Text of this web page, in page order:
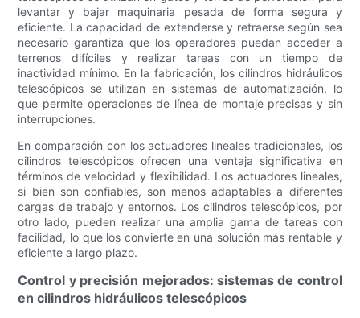
levantar y bajar maquinaria pesada de forma segura y
eficiente. La capacidad de extenderse y retraerse según sea
necesario garantiza que los operadores puedan acceder a
terrenos difíciles y realizar tareas con un tiempo de
inactividad mínimo. En la fabricación, los cilindros hidráulicos
telescópicos se utilizan en sistemas de automatización, lo
que permite operaciones de línea de montaje precisas y sin
interrupciones.
En comparación con los actuadores lineales tradicionales, los
cilindros telescópicos ofrecen una ventaja significativa en
términos de velocidad y flexibilidad. Los actuadores lineales,
si bien son confiables, son menos adaptables a diferentes
cargas de trabajo y entornos. Los cilindros telescópicos, por
otro lado, pueden realizar una amplia gama de tareas con
facilidad, lo que los convierte en una solución más rentable y
eficiente a largo plazo.
Control y precisión mejorados: sistemas de control
en cilindros hidráulicos telescópicos